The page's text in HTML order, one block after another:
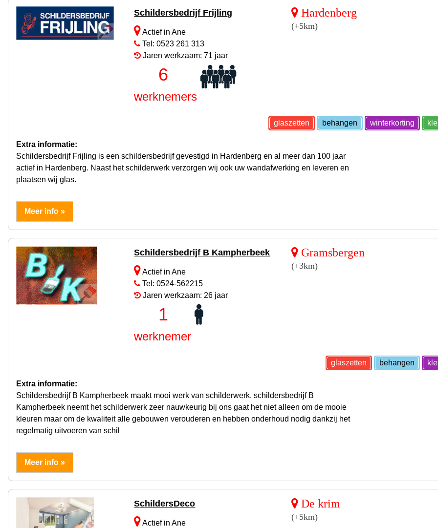
Schildersbedrijf Frijling
Actief in Ane
Tel: 0523 261 313
Jaren werkzaam: 71 jaar
6
werknemers
Hardenberg
(+5km)
glaszetten behangen winterkorting
Extra informatie:
Schildersbedrijf Frijling is een schildersbedrijf gevestigd in Hardenberg en al meer dan 100 jaar
actief in Hardenberg. Naast het schilderwerk verzorgen wij ook uw wandafwerking en leveren en
plaatsen wij glas.
Meer info »
Schildersbedrijf B Kampherbeek
Actief in Ane
Tel: 0524-562215
Jaren werkzaam: 26 jaar
1
werknemer
Gramsbergen
(+3km)
glaszetten behangen
Extra informatie:
Schildersbedrijf B Kampherbeek maakt mooi werk van schilderwerk. schildersbedrijf B
Kampherbeek neemt het schilderwerk zeer nauwkeurig bij ons gaat het niet alleen om de mooie
kleuren maar om de kwaliteit alle gebouwen verouderen en hebben onderhoud nodig dankzij het
regelmatig uitvoeren van schil
Meer info »
SchildersDeco
Actief in Ane
De krim
(+5km)